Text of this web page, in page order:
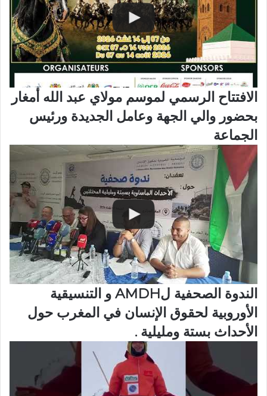
الافتتاح الرسمي لموسم مولاي عبد الله أمغار
بحضور والي الجهة وعامل الجديدة ورئيس
الجماعة
الندوة الصحفية لAMDH و التنسيقية
الأوروبية لحقوق الإنسان في المغرب حول
الأحداث بستة ومليلية .